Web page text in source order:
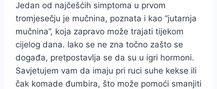
Jedan od najčešćih simptoma u prvom
tromjesečju je mučnina, poznata i kao “jutarnja
mučnina”, koja zapravo može trajati tijekom
cijelog dana. Iako se ne zna točno zašto se
događa, pretpostavlja se da su u igri hormoni.
Savjetujem vam da imaju pri ruci suhe kekse ili
čak komade đumbira, što može pomoći smanjiti